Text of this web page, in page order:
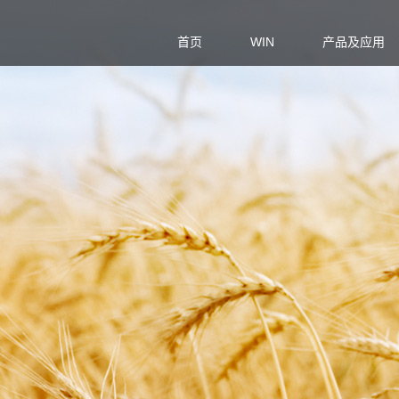
首页 WIN 产品及应用